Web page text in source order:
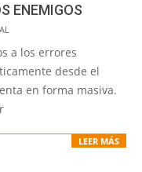
ENEMIGOS
a los errores
desde el
en forma masiva.
LEER MÁS